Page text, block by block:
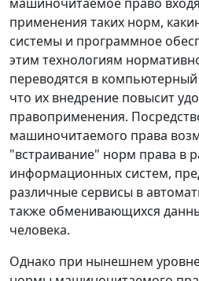
применения таких норм,
системы и программное
этим технологиям
переводятся в компьютерный
что их внедрение повысит
правоприменения.
машиночитаемого права
"встраивание" норм права в
информационных систем,
различные сервисы в
также обменивающихся
человека.
Однако при нынешнем